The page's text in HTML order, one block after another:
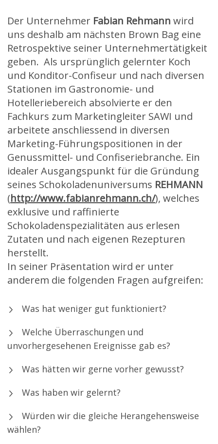
Der Unternehmer Fabian Rehmann wird
uns deshalb am nächsten Brown Bag eine
Retrospektive seiner Unternehmertätigkeit
geben. Als ursprünglich gelernter Koch
und Konditor-Confiseur und nach diversen
Stationen im Gastronomie- und
Hotelleriebereich absolvierte er den
Fachkurs zum Marketingleiter SAWI und
arbeitete anschliessend in diversen
Marketing-Führungspositionen in der
Genussmittel- und Confiseriebranche. Ein
idealer Ausgangspunkt für die Gründung
seines Schokoladenuniversums REHMANN
(http://www.fabianrehmann.ch/), welches
exklusive und raffinierte
Schokoladenspezialitäten aus erlesen
Zutaten und nach eigenen Rezepturen
herstellt.
In seiner Präsentation wird er unter
anderem die folgenden Fragen aufgreifen:
Was hat weniger gut funktioniert?
Welche Überraschungen und
unvorhergesehenen Ereignisse gab es?
Was hätten wir gerne vorher gewusst?
Was haben wir gelernt?
Würden wir die gleiche Herangehensweise
wählen?